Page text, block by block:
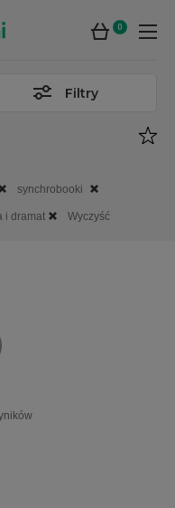
0
Filtry
synchrobooki
i dramat Wyczyść